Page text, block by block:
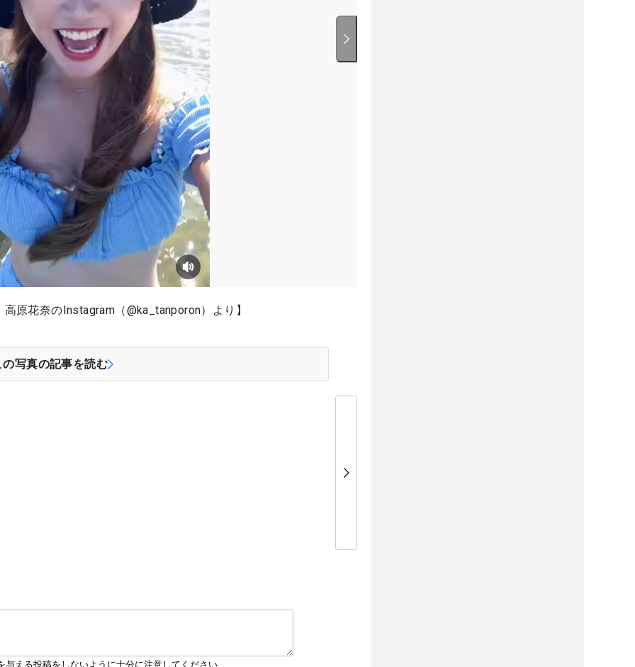
原花奈のInstagram（@ka_tanporon）より】
の写真の記事を読む